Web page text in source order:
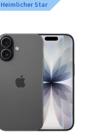
Heimlicher Star